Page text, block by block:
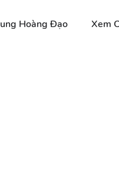
Hoàng Đạo Xem